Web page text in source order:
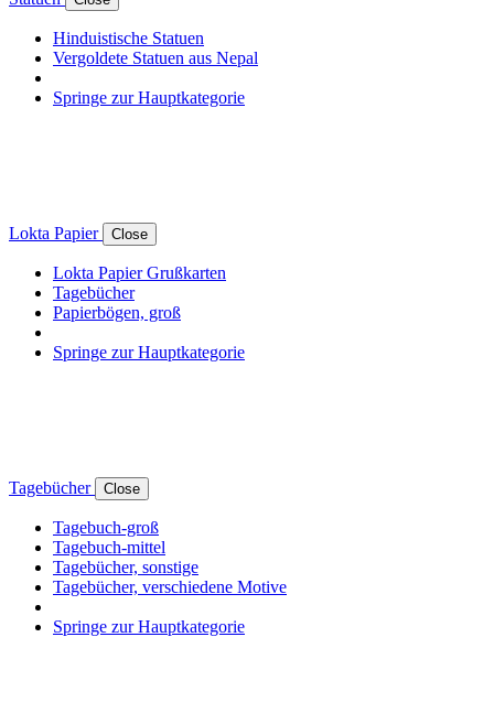
Hinduistische Statuen
Vergoldete Statuen aus Nepal
Springe zur Hauptkategorie
Lokta Papier Close
Lokta Papier Grußkarten
Tagebücher
Papierbögen, groß
Springe zur Hauptkategorie
Tagebücher Close
Tagebuch-groß
Tagebuch-mittel
Tagebücher, sonstige
Tagebücher, verschiedene Motive
Springe zur Hauptkategorie